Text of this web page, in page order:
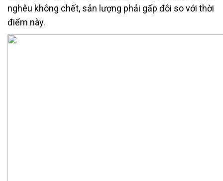
nghêu không chết, sản lượng phải gấp đôi so với thời
điểm này.